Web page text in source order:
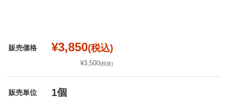
販売価格 ¥3,850(税込)
¥3,500(税抜)
販売単位 1個